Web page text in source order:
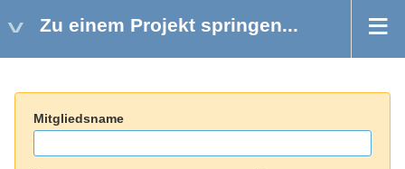
Zu einem Projekt springen...
Mitgliedsname